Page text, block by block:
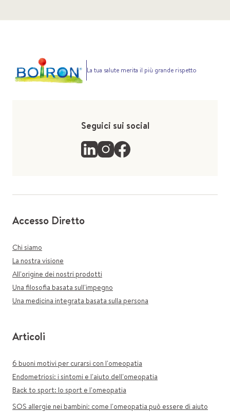
La tua salute merita il più grande rispetto
Seguici sui social
Accesso Diretto
Chi siamo
La nostra visione
All'origine dei nostri prodotti
Una filosofia basata sull'impegno
Una medicina integrata basata sulla persona
Articoli
6 buoni motivi per curarsi con l'omeopatia
Endometriosi: i sintomi e l'aiuto dell'omeopatia
Back to sport: lo sport e l'omeopatia
SOS allergie nei bambini: come l'omeopatia può essere di aiuto